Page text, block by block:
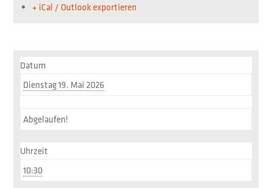
+ iCal / Outlook exportieren
Datum
Dienstag 19. Mai 2026
Abgelaufen!
Uhrzeit
10:30